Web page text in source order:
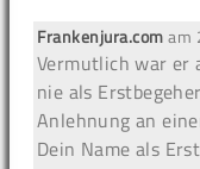
Frankenjura.comam
Vermutlich war er
nie als
Anlehnung an
Dein Name als